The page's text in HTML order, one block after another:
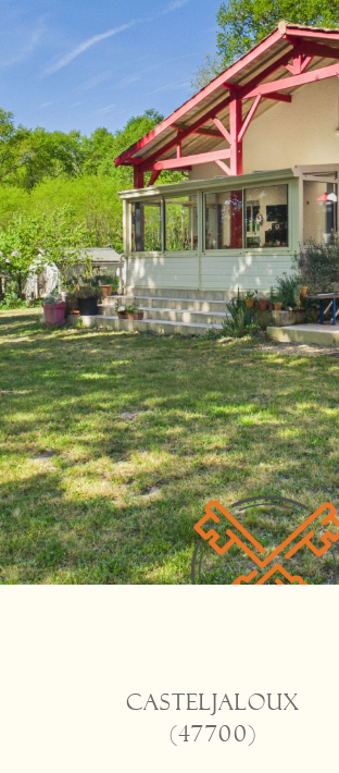
CASTELJALOUX
(47700)